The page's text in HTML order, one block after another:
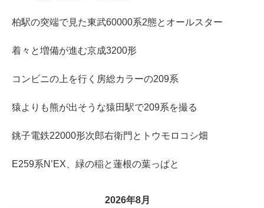
柏駅の突端で見た東武60000系2態とオールスター
着々と増備が進む京成3200形
コンビニの上を行く房総カラーの209系
猿よりも熊が出そうな猿田駅で209系を撮る
銚子電鉄22000形次郎右衛門とトウモロコシ畑
E259系N’EX、緑の稲と蓮根の葉っぱと
2026年8月